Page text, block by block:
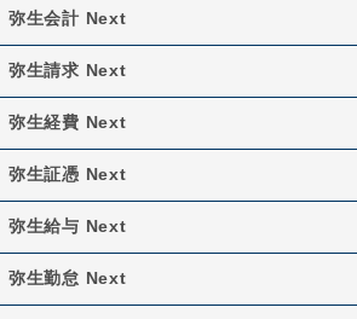
弥生会計 Next
弥生請求 Next
弥生経費 Next
弥生証憑 Next
弥生給与 Next
弥生勤怠 Next